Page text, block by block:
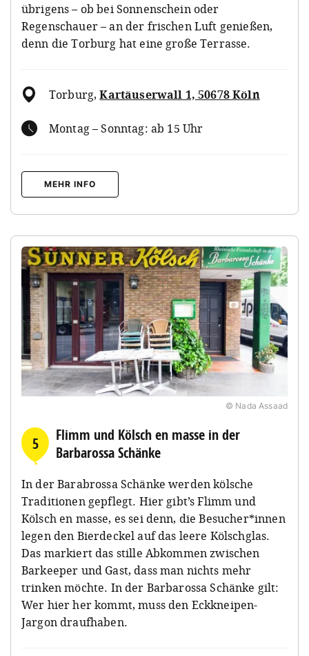
übrigens – ob bei Sonnenschein oder
Regenschauer – an der frischen Luft genießen,
denn die Torburg hat eine große Terrasse.
Torburg,Kartäuserwall 1, 50678 Köln
Montag – Sonntag: ab 15 Uhr
MEHR INFO
© Nada Assaad
5
Flimm und Kölsch en masse in der
Barbarossa Schänke
In der Barabrossa Schänke werden kölsche
Traditionen gepflegt. Hier gibt’s Flimm und
Kölsch en masse, es sei denn, die Besucher*innen
legen den Bierdeckel auf das leere Kölschglas.
Das markiert das stille Abkommen zwischen
Barkeeper und Gast, dass man nichts mehr
trinken möchte. In der Barbarossa Schänke gilt:
Wer hier her kommt, muss den Eckkneipen-
Jargon draufhaben.